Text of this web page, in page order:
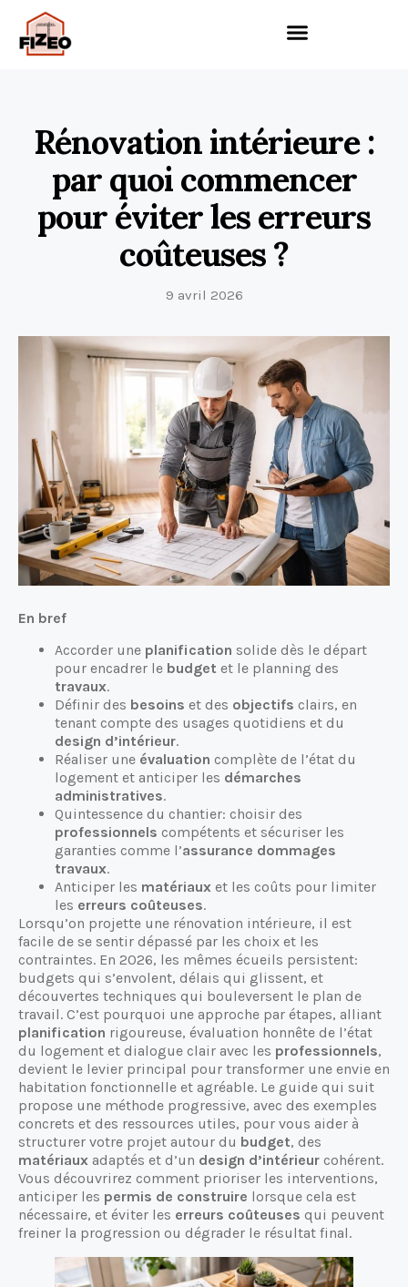
Rénovation intérieure :
par quoi commencer
pour éviter les erreurs
coûteuses ?
9 avril 2026
En bref
Accorder une planification solide dès le départ
pour encadrer le budget et le planning des
travaux.
Définir des besoins et des objectifs clairs, en
tenant compte des usages quotidiens et du
design d’intérieur.
Réaliser une évaluation complète de l’état du
logement et anticiper les démarches
administratives.
Quintessence du chantier: choisir des
professionnels compétents et sécuriser les
garanties comme l’assurance dommages
travaux.
Anticiper les matériaux et les coûts pour limiter
les erreurs coûteuses.
Lorsqu’on projette une rénovation intérieure, il est
facile de se sentir dépassé par les choix et les
contraintes. En 2026, les mêmes écueils persistent:
budgets qui s’envolent, délais qui glissent, et
découvertes techniques qui bouleversent le plan de
travail. C’est pourquoi une approche par étapes, alliant
planification rigoureuse, évaluation honnête de l’état
du logement et dialogue clair avec les professionnels,
devient le levier principal pour transformer une envie en
habitation fonctionnelle et agréable. Le guide qui suit
propose une méthode progressive, avec des exemples
concrets et des ressources utiles, pour vous aider à
structurer votre projet autour du budget, des
matériaux adaptés et d’un design d’intérieur cohérent.
Vous découvrirez comment prioriser les interventions,
anticiper les permis de construire lorsque cela est
nécessaire, et éviter les erreurs coûteuses qui peuvent
freiner la progression ou dégrader le résultat final.